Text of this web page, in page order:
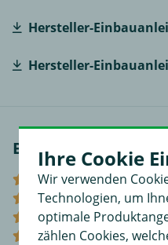
Hersteller-
Hersteller-
Bewertungen
Ihre Cookie
Wir verwenden
Technologien, um
optimale
zählen Cookies,